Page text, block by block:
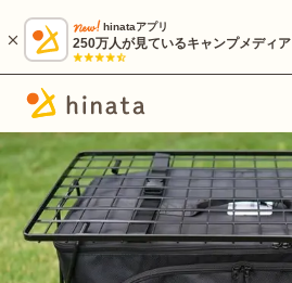
hinataアプリ
250万人が見ているキャンプメディア